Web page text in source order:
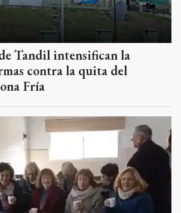
Tandil intensifican la
contra la quita del
Fría